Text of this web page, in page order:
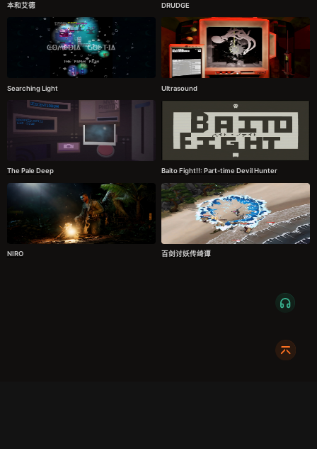
本和艾德 DRUDGE
Searching Light Ultrasound
The Pale Deep Baito Fight!!: Part-time Devil Hunter
NIRO 百剑讨妖传绮谭